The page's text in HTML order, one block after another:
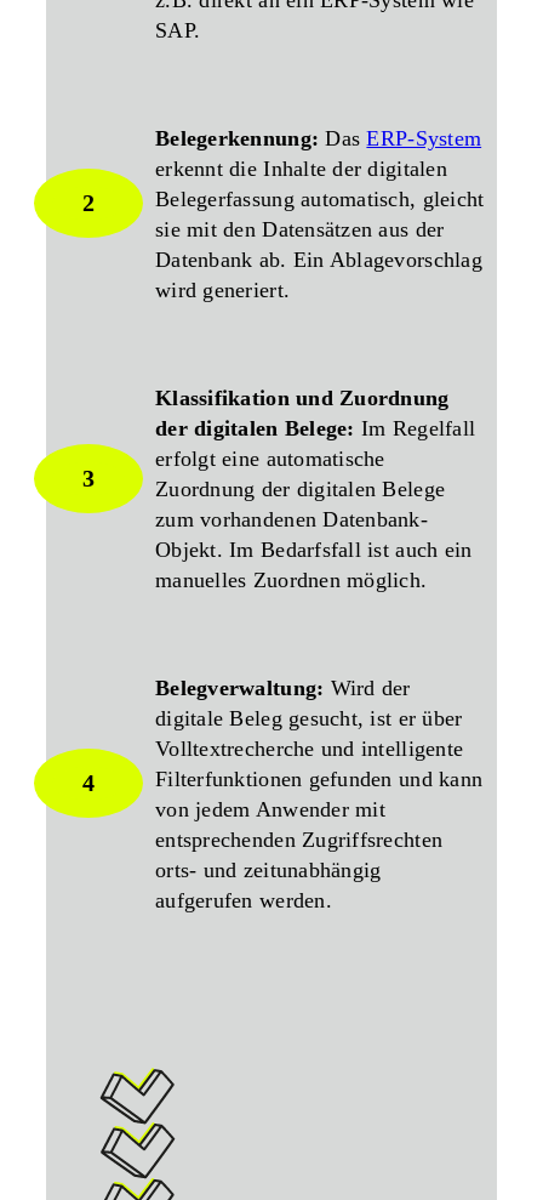
SAP.
2
Belegerkennung: DasERP-System
erkennt die Inhalte der digitalen
Belegerfassung automatisch, gleicht
sie mit den Datensätzen aus der
Datenbank ab. Ein Ablagevorschlag
wird generiert.
3
Klassifikation und Zuordnung
der digitalen Belege: Im Regelfall
erfolgt eine automatische
Zuordnung der digitalen Belege
zum vorhandenen Datenbank-
Objekt. Im Bedarfsfall ist auch ein
manuelles Zuordnen möglich.
4
Belegverwaltung: Wird der
digitale Beleg gesucht, ist er über
Volltextrecherche und intelligente
Filterfunktionen gefunden und kann
von jedem Anwender mit
entsprechenden Zugriffsrechten
orts- und zeitunabhängig
aufgerufen werden.